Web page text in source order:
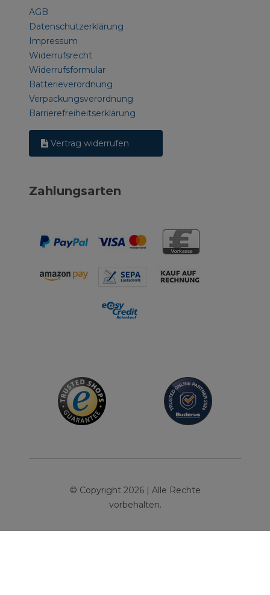
AGB
Datenschutzerklärung
Impressum
Widerrufsrecht
Widerrufsformular
Batterieverordnung
Verpackungsverordnung
Barrierefreiheitserklärung
Vertrag widerrufen
Zahlungsarten
© Copyright 2026 | Alle Rechte
vorbehalten.